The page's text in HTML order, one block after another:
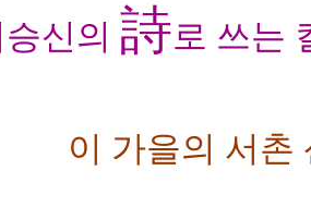
승신의 詩로 쓰는
이 가을의 서촌